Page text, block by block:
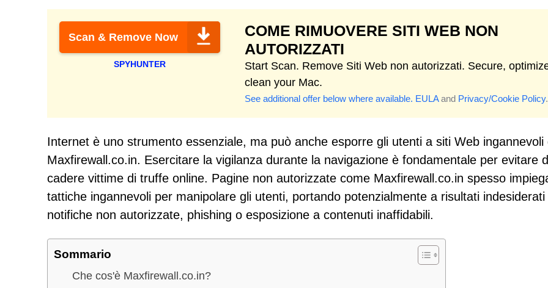
Scan & Remove Now
SPYHUNTER
COME RIMUOVERE SITI WEB NON
AUTORIZZATI
Start Scan. Remove Siti Web non autorizzati. Secure,
clean your Mac.
See additional offer below where available. EULAand Privacy/Cookie Policy.
Internet è uno strumento essenziale, ma può anche esporre gli utenti a siti Web ingannevoli
Maxfirewall.co.in. Esercitare la vigilanza durante la navigazione è fondamentale per evitare
cadere vittime di truffe online. Pagine non autorizzate come Maxfirewall.co.in spesso
tattiche ingannevoli per manipolare gli utenti, portando potenzialmente a risultati
notifiche non autorizzate, phishing o esposizione a contenuti inaffidabili.
Sommario
Che cos'è Maxfirewall.co.in?